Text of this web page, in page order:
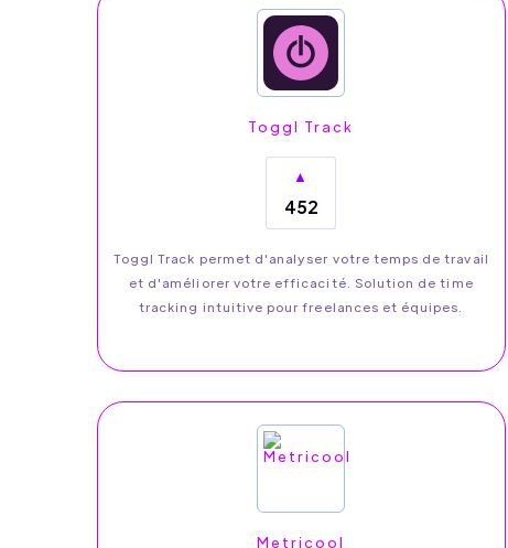
Toggl Track
▲
452
Toggl Track permet d'analyser votre temps de travail
et d'améliorer votre efficacité. Solution de time
tracking intuitive pour freelances et équipes.
Metricool